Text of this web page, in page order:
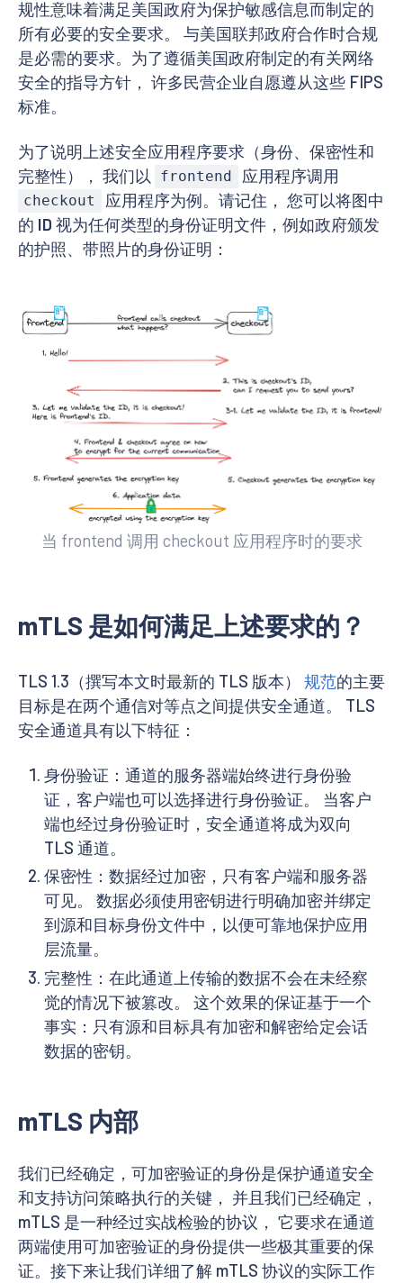
规性意味着满足美国政府为保护敏感信息而制定的
所有必要的安全要求。 与美国联邦政府合作时合规
是必需的要求。为了遵循美国政府制定的有关网络
安全的指导方针， 许多民营企业自愿遵从这些 FIPS
标准。
为了说明上述安全应用程序要求（身份、保密性和
完整性）， 我们以
frontend 应用程序调用
checkout
应用程序为例。请记住， 您可以将图中
的 ID 视为任何类型的身份证明文件，例如政府颁发
的护照、带照片的身份证明：
当 frontend 调用 checkout 应用程序时的要求
mTLS 是如何满足上述要求的？
TLS 1.3（撰写本文时最新的 TLS 版本） 规范的主要
目标是在两个通信对等点之间提供安全通道。 TLS
安全通道具有以下特征：
身份验证：通道的服务器端始终进行身份验
证，客户端也可以选择进行身份验证。 当客户
端也经过身份验证时，安全通道将成为双向
TLS 通道。
保密性：数据经过加密，只有客户端和服务器
可见。 数据必须使用密钥进行明确加密并绑定
到源和目标身份文件中，以便可靠地保护应用
层流量。
完整性：在此通道上传输的数据不会在未经察
觉的情况下被篡改。 这个效果的保证基于一个
事实：只有源和目标具有加密和解密给定会话
数据的密钥。
mTLS 内部
我们已经确定，可加密验证的身份是保护通道安全
和支持访问策略执行的关键， 并且我们已经确定，
mTLS 是一种经过实战检验的协议， 它要求在通道
两端使用可加密验证的身份提供一些极其重要的保
证。接下来让我们详细了解 mTLS 协议的实际工作